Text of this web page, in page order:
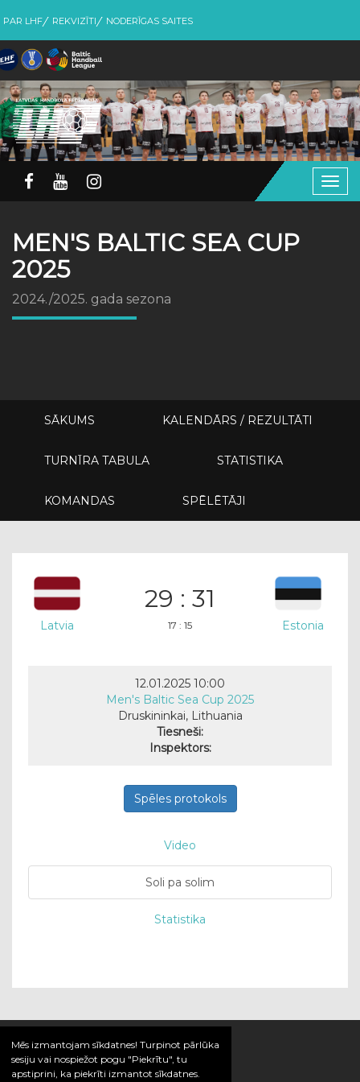
Mēs izmantojam sīkdatnes! Turpinot pārlūka
sesiju vai nospiežot pogu "Piekrītu", tu
apstiprini, ka piekrīti izmantot sīkdatnes.
PAR LHF REKVIZĪTI NODERĪGAS SAITES
MEN'S BALTIC SEA CUP
2025
2024./2025. gada sezona
SĀKUMS KALENDĀRS / REZULTĀTI
TURNĪRA TABULA STATISTIKA
KOMANDAS SPĒLĒTĀJI
Latvia
29 : 31
17 : 15 Estonia
12.01.2025 10:00
Men's Baltic Sea Cup 2025
Druskininkai, Lithuania
Tiesneši:
Inspektors:
Spēles protokols
Video
Soli pa solim
Statistika